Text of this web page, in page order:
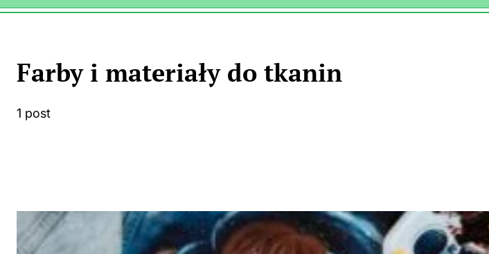
Farby i materiały do tkanin
1 post